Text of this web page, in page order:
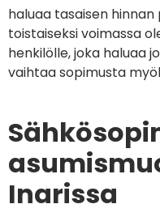
haluaa tasaisen hinnan
toistaiseksi voimassa
henkilölle, joka haluaa
vaihtaa sopimusta
Inarissa